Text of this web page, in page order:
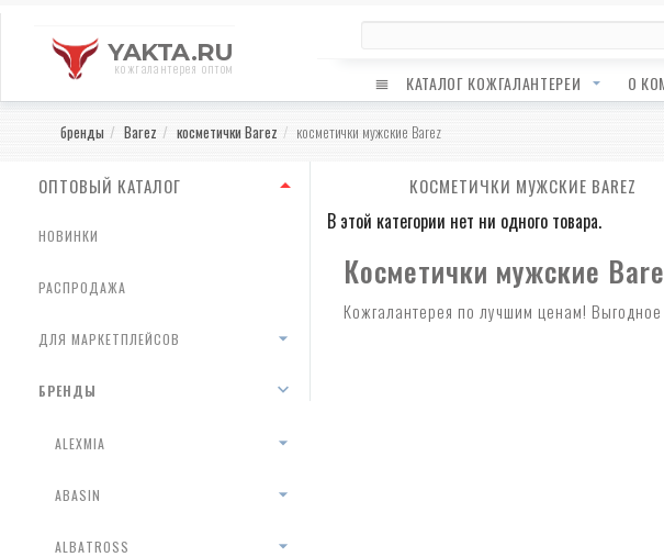
YAKTA.RU
кожгалантерея оптом
КАТАЛОГ КОЖГАЛАНТЕРЕИ О
бренды Barez косметички Barez косметички мужские Barez
ОПТОВЫЙ КАТАЛОГ
НОВИНКИ
РАСПРОДАЖА
ДЛЯ МАРКЕТПЛЕЙСОВ
БРЕНДЫ
ALEXMIA
ABASIN
ALBATROSS
КОСМЕТИЧКИ МУЖСКИЕ BAREZ
В этой категории нет ни одного товара.
Косметички мужские
Кожгалантерея по лучшим ценам!